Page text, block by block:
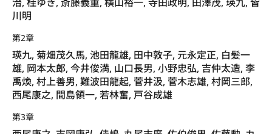
川明
第2章
瑛九, 菊畑茂久馬, 池田龍雄, 田中敦子, 元永定正, 白髪一
雄, 岡本太郎, 今井俊満, 山口長男, 小野忠弘, 吉仲太造, 李
禹煥, 村上善男, 難波田龍起, 菅井汲, 菅木志雄, 村岡三郎,
西尾康之, 間島領一, 若林奮, 戸谷成雄
第3章